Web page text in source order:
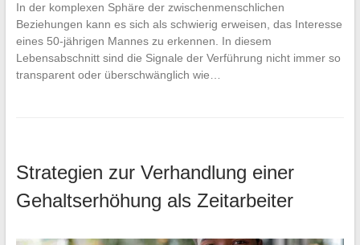
In der komplexen Sphäre der zwischenmenschlichen
Beziehungen kann es sich als schwierig erweisen, das Interesse
eines 50-jährigen Mannes zu erkennen. In diesem
Lebensabschnitt sind die Signale der Verführung nicht immer so
transparent oder überschwänglich wie…
Strategien zur Verhandlung einer
Gehaltserhöhung als Zeitarbeiter